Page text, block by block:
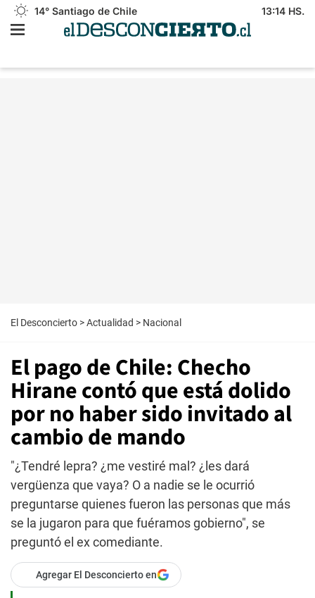
14° Santiago de Chile 13:14 HS.
El Desconcierto >Actualidad > Nacional
El pago de Chile: Checho
Hirane contó que está dolido
por no haber sido invitado al
cambio de mando
"¿Tendré lepra? ¿me vestiré mal? ¿les dará
vergüenza que vaya? O a nadie se le ocurrió
preguntarse quienes fueron las personas que más
se la jugaron para que fuéramos gobierno", se
preguntó el ex comediante.
Agregar El Desconcierto en